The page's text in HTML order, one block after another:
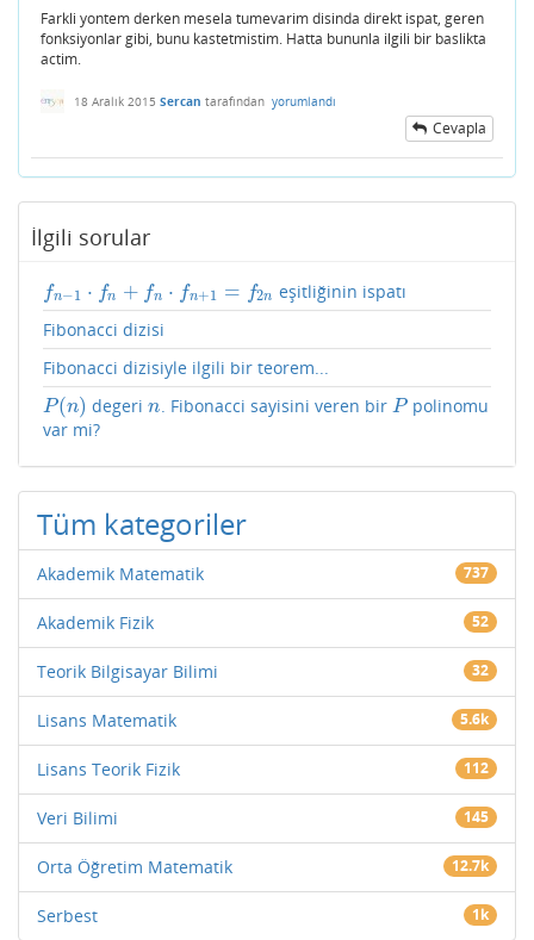
Farkli yontem derken mesela tumevarim disinda direkt ispat, geren
fonksiyonlar gibi, bunu kastetmistim. Hatta bununla ilgili bir baslikta
actim.
18 Aralık 2015 Sercan tarafından yorumlandı
Cevapla
İlgili sorular
fn−1 ⋅ fn + fn ⋅ fn+1 = f2n
fn−1 fn +f n⋅fn+1 = 2n
eşitliğinin ispatı
Fibonacci dizisi
Fibonacci dizisiyle ilgili bir teorem...
P(n)
P(n) degerin
n . Fibonacci sayisini veren bir P
P polinomu
var mi?
Tüm kategoriler
Akademik Matematik 737
Akademik Fizik 52
Teorik Bilgisayar Bilimi 32
Lisans Matematik 5.6k
Lisans Teorik Fizik 112
Veri Bilimi 145
Orta Öğretim Matematik 12.7k
Serbest 1k